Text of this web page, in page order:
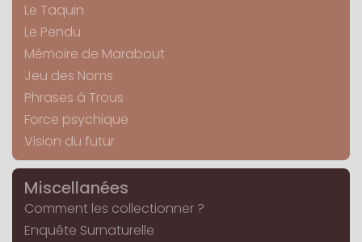
Le Taquin
Le Pendu
Mémoire de Marabout
Jeu des Noms
Phrases à Trous
Force psychique
Vision du futur
Miscellanées
Comment les collectionner ?
Enquête Surnaturelle